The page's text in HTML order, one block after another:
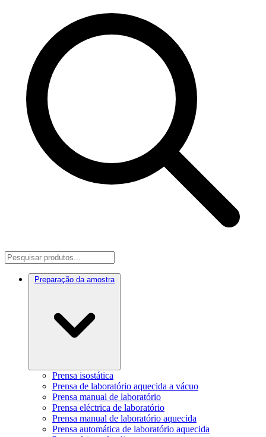
Preparação da amostra
Prensa isostática
Prensa de laboratório aquecida a vácuo
Prensa manual de laboratório
Prensa eléctrica de laboratório
Prensa manual de laboratório aquecida
Prensa automática de laboratório aquecida